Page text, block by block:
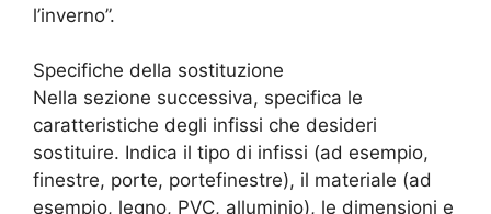
l’inverno”.
Specifiche della sostituzione
Nella sezione successiva, specifica le
caratteristiche degli infissi che desideri
sostituire. Indica il tipo di infissi (ad esempio,
finestre, porte, portefinestre), il materiale (ad
esempio, legno, PVC, alluminio), le dimensioni e